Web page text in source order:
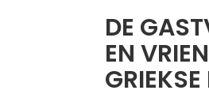
DE
EN